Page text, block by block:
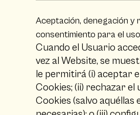
Aceptación, denegación y
consentimiento para el
Cuando el Usuario
vez al Website, se
le permitirá (i) aceptar
Cookies; (ii) rechazar el
Cookies (salvo